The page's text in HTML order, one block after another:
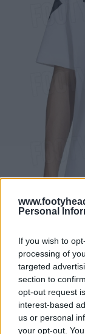
Personal
If you wish to
processing of
targeted
section to
opt-out request
interest-based
us or personal
your opt-out.